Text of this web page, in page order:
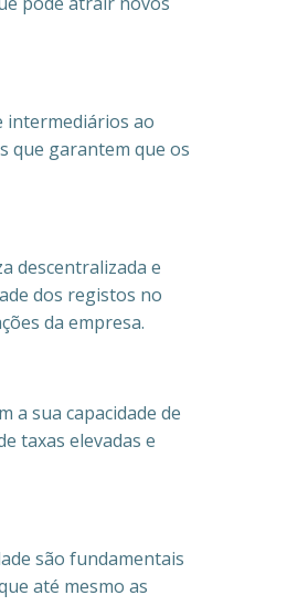
intermediários ao
que garantem que os
descentralizada e
dos registos no
da empresa.
a sua capacidade de
taxas elevadas e
são fundamentais
até mesmo as